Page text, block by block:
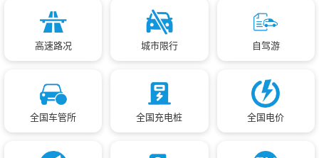
高速路况 城市限行 自驾游
全国车管所 全国充电桩 全国电价